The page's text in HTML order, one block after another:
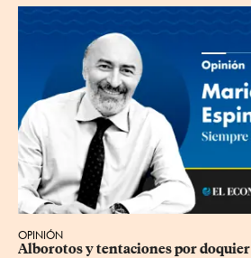
OPINIÓN
Alborotos y tentaciones por doquier